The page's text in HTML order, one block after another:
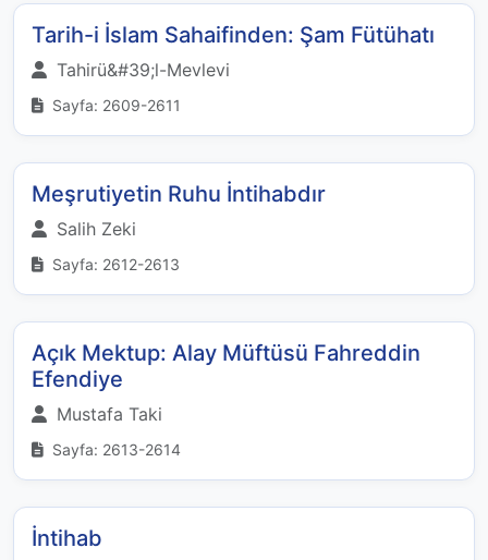
Tarih-i İslam Sahaifinden: Şam Fütühatı
Tahirü&#39;l-Mevlevi
Sayfa: 2609-2611
Meşrutiyetin Ruhu İntihabdır
Salih Zeki
Sayfa: 2612-2613
Açık Mektup: Alay Müftüsü Fahreddin
Efendiye
Mustafa Taki
Sayfa: 2613-2614
İntihab